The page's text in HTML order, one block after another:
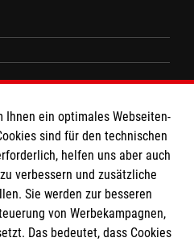
Ihnen ein optimales Webseiten-
sind für den technischen
helfen uns aber auch
verbessern und zusätzliche
Sie werden zur besseren
von Werbekampagnen,
Das bedeutet, dass Cookies